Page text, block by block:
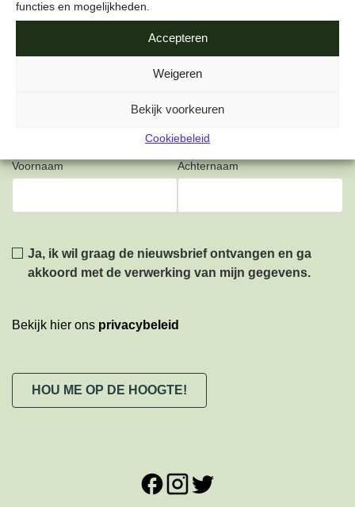
functies en mogelijkheden.
Accepteren
Weigeren
Bekijk voorkeuren
Cookiebeleid
stad gezond kunt maken.
Voornaam Achternaam
Privacy
Ja, ik wil graag de nieuwsbrief ontvangen en ga
akkoord met de verwerking van mijn gegevens.
Bekijk hier ons privacybeleid